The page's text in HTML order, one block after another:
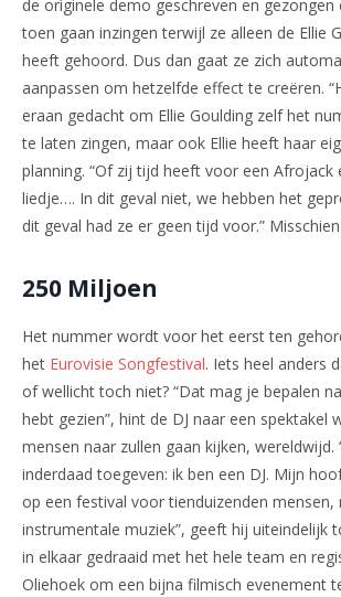
de originele demo geschreven en gezongen
toen gaan inzingen terwijl ze alleen de Ellie
heeft gehoord. Dus dan gaat ze zich
aanpassen om hetzelfde effect te creëren.
eraan gedacht om Ellie Goulding zelf het
te laten zingen, maar ook Ellie heeft haar
planning. “Of zij tijd heeft voor een Afrojack
liedje…. In dit geval niet, we hebben het
dit geval had ze er geen tijd voor.”
250 Miljoen
Het nummer wordt voor het eerst ten
het Eurovisie Songfestival. Iets heel anders
of wellicht toch niet? “Dat mag je bepalen
hebt gezien”, hint de DJ naar een spektakel
mensen naar zullen gaan kijken, wereldwijd.
inderdaad toegeven: ik ben een DJ. Mijn
op een festival voor tienduizenden
instrumentale muziek”, geeft hij uiteindelijk
in elkaar gedraaid met het hele team en
Oliehoek om een bijna filmisch evenement